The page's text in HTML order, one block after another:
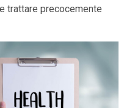
trattare precocemente